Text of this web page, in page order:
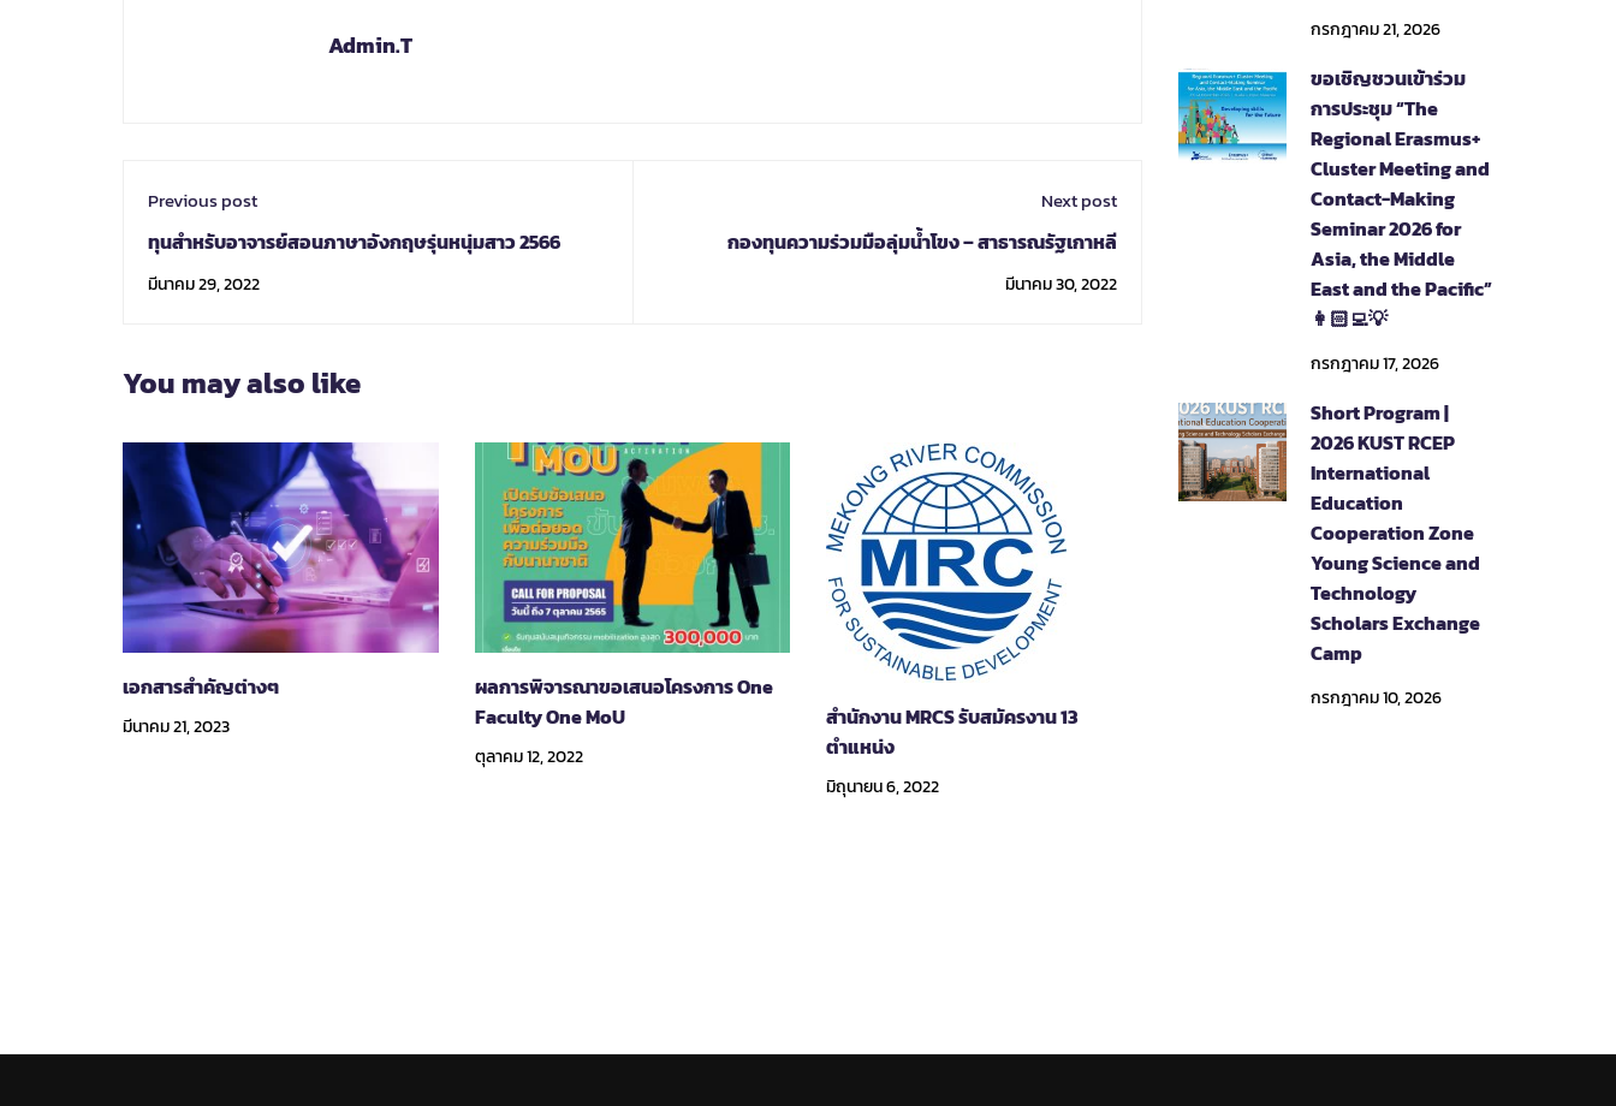
Admin.T
Previous post
ทุนสำหรับอาจารย์สอนภาษาอังกฤษรุ่นหนุ่มสาว 2566
มีนาคม 29, 2022
Next post
กองทุนความร่วมมือลุ่มน้ำโขง – สาธารณรัฐเกาหลี
มีนาคม 30, 2022
You may also like
เอกสารสำคัญต่างๆ
มีนาคม 21, 2023
ผลการพิจารณาขอเสนอโครงการ One
Faculty One MoU
ตุลาคม 12, 2022
สำนักงาน MRCS รับสมัครงาน 13
ตำแหน่ง
มิถุนายน 6, 2022
กรกฎาคม 21, 2026
ขอเชิญชวนเข้าร่วม
การประชุม “The
Regional Erasmus+
Cluster Meeting and
Contact-Making
Seminar 2026 for
Asia, the Middle
East and the Pacific”
👩🏻‍💻💡
กรกฎาคม 17, 2026
Short Program |
2026 KUST RCEP
International
Education
Cooperation Zone
Young Science and
Technology
Scholars Exchange
Camp
กรกฎาคม 10, 2026